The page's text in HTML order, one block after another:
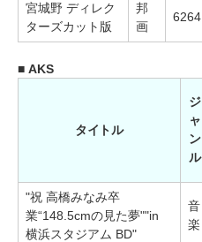
宮城野 ディレク
ターズカット版
邦
画
6264
■ AKS
タイトル
ジ
ャ
ン
ル
"祝 高橋みなみ卒
業“148.5cmの見た夢""in
横浜スタジアム BD"
音
楽